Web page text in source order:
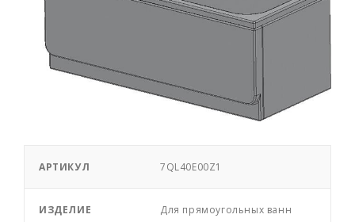
АРТИКУЛ 7QL40E00Z1
ИЗДЕЛИЕ Для прямоугольных ванн